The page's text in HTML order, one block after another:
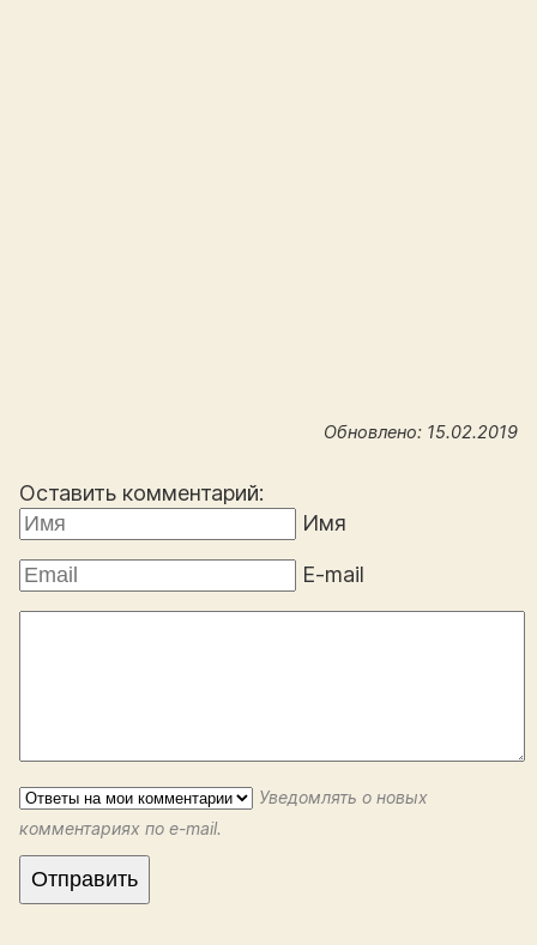
Обновлено: 15.02.2019
Оставить комментарий:
Имя
E-mail
Уведомлять о новых
комментариях по e-mail.